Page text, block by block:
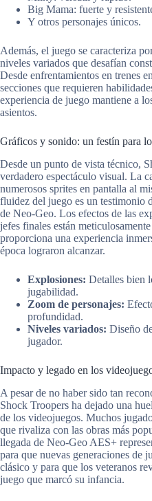
Big Mama: fuerte y
Y otros personajes únicos.
Además, el juego se caracteriza
niveles variados que desafían
Desde enfrentamientos en trenes
secciones que requieren
experiencia de juego mantiene a
asientos.
Gráficos y sonido: un festín para
Desde un punto de vista técnico,
verdadero espectáculo visual. La
numerosos sprites en pantalla al
fluidez del juego es un testimonio
de Neo-Geo. Los efectos de las
jefes finales están
proporciona una experiencia
época lograron alcanzar.
Explosiones: Detalles bien
jugabilidad.
Zoom de personajes:
profundidad.
Niveles variados: Diseño
jugador.
Impacto y legado en los
A pesar de no haber sido tan
Shock Troopers ha dejado una
de los videojuegos. Muchos
que rivaliza con las obras más
llegada de Neo-Geo AES+
para que nuevas generaciones de
clásico y para que los veteranos
juego que marcó su infancia.